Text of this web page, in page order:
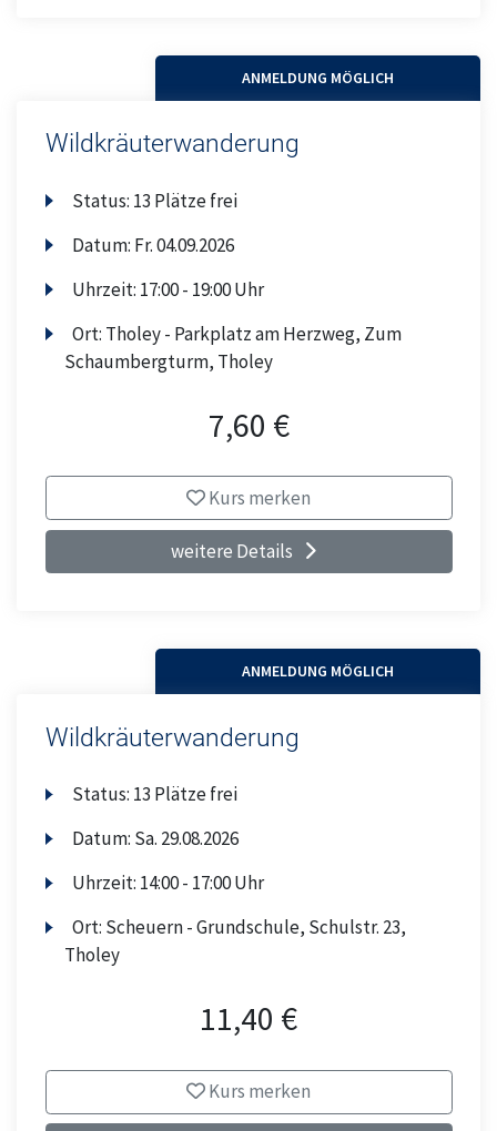
ANMELDUNG MÖGLICH
Wildkräuterwanderung
Status: 13 Plätze frei
Datum: Fr.04.09.2026
Uhrzeit: 17:00 - 19:00 Uhr
Ort: Tholey - Parkplatz am Herzweg, Zum
Schaumbergturm, Tholey
7,60 €
Kurs merken
weitere Details
ANMELDUNG MÖGLICH
Wildkräuterwanderung
Status: 13 Plätze frei
Datum: Sa. 29.08.2026
Uhrzeit: 14:00 - 17:00 Uhr
Ort: Scheuern - Grundschule, Schulstr. 23,
Tholey
11,40 €
Kurs merken